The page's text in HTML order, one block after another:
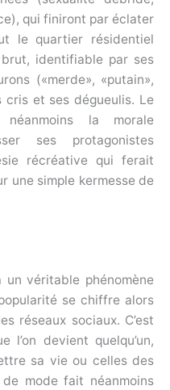
qui finiront par éclater
le quartier résidentiel
brut, identifiable par ses
(«merde», «putain»,
cris et ses dégueulis. Le
néanmoins la morale
ses protagonistes
récréative qui ferait
une simple kermesse de
véritable phénomène
se chiffre alors
réseaux sociaux. C’est
l’on devient quelqu’un,
sa vie ou celles des
mode fait néanmoins